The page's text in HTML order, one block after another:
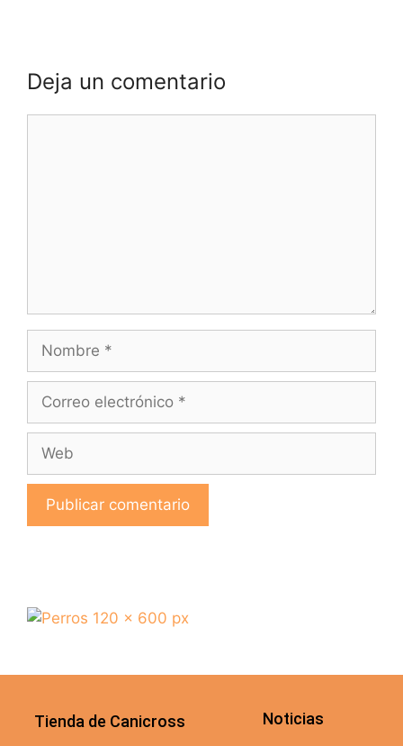
Deja un comentario
Tienda de Canicross Noticias